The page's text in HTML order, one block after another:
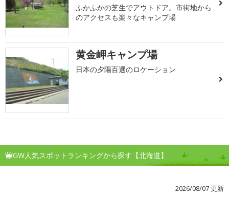
ふかふかの芝生でアウトドア。市街地から
のアクセスも楽々なキャンプ場
黄金岬キャンプ場
日本の夕陽百選のロケーション
GW人気スポットランキングから探す【北海道】
2026/08/07 更新